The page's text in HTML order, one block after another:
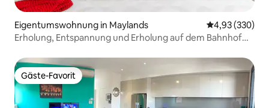
Eigentumswohnung in Maylands
4,93 (330)
Erholung, Entspannung und Erholung auf dem Bahnhof
Gäste-Favorit
Gäste-Favorit